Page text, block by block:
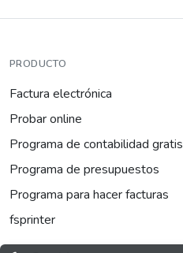
PRODUCTO
Factura electrónica
Probar online
Programa de contabilidad gratis
Programa de presupuestos
Programa para hacer facturas
fsprinter